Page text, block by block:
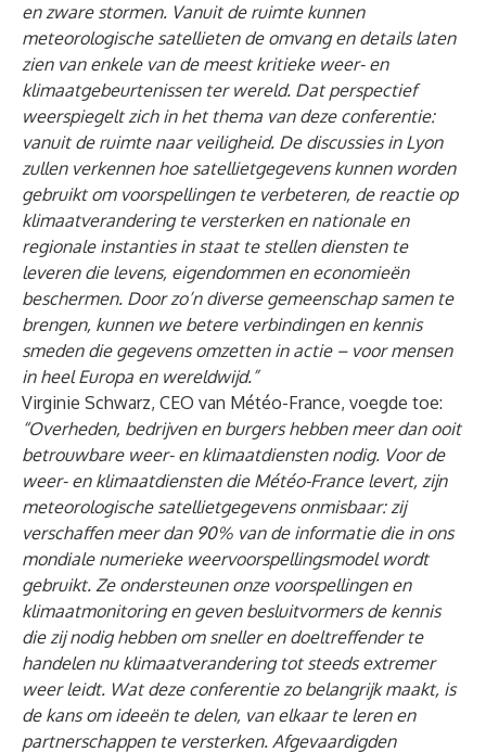
en zware stormen. Vanuit de ruimte kunnen
meteorologische satellieten de omvang en details laten
zien van enkele van de meest kritieke weer- en
klimaatgebeurtenissen ter wereld. Dat perspectief
weerspiegelt zich in het thema van deze conferentie:
vanuit de ruimte naar veiligheid. De discussies in Lyon
zullen verkennen hoe satellietgegevens kunnen worden
gebruikt om voorspellingen te verbeteren, de reactie op
klimaatverandering te versterken en nationale en
regionale instanties in staat te stellen diensten te
leveren die levens, eigendommen en economieën
beschermen. Door zo’n diverse gemeenschap samen te
brengen, kunnen we betere verbindingen en kennis
smeden die gegevens omzetten in actie – voor mensen
in heel Europa en wereldwijd.”
Virginie Schwarz, CEO van Météo-France, voegde toe:
“Overheden, bedrijven en burgers hebben meer dan ooit
betrouwbare weer- en klimaatdiensten nodig. Voor de
weer- en klimaatdiensten die Météo-France levert, zijn
meteorologische satellietgegevens onmisbaar: zij
verschaffen meer dan 90% van de informatie die in ons
mondiale numerieke weervoorspellingsmodel wordt
gebruikt. Ze ondersteunen onze voorspellingen en
klimaatmonitoring en geven besluitvormers de kennis
die zij nodig hebben om sneller en doeltreffender te
handelen nu klimaatverandering tot steeds extremer
weer leidt. Wat deze conferentie zo belangrijk maakt, is
de kans om ideeën te delen, van elkaar te leren en
partnerschappen te versterken. Afgevaardigden